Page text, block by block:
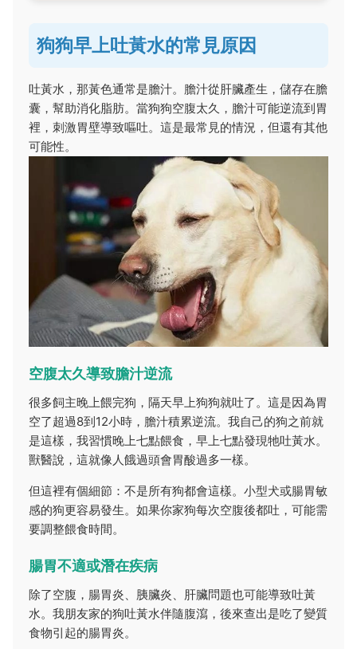
狗狗早上吐黃水的常見原因
吐黃水，那黃色通常是膽汁。膽汁從肝臟產生，儲存在膽
囊，幫助消化脂肪。當狗狗空腹太久，膽汁可能逆流到胃
裡，刺激胃壁導致嘔吐。這是最常見的情況，但還有其他
可能性。
空腹太久導致膽汁逆流
很多飼主晚上餵完狗，隔天早上狗狗就吐了。這是因為胃
空了超過8到12小時，膽汁積累逆流。我自己的狗之前就
是這樣，我習慣晚上七點餵食，早上七點發現牠吐黃水。
獸醫說，這就像人餓過頭會胃酸過多一樣。
但這裡有個細節：不是所有狗都會這樣。小型犬或腸胃敏
感的狗更容易發生。如果你家狗每次空腹後都吐，可能需
要調整餵食時間。
腸胃不適或潛在疾病
除了空腹，腸胃炎、胰臟炎、肝臟問題也可能導致吐黃
水。我朋友家的狗吐黃水伴隨腹瀉，後來查出是吃了變質
食物引起的腸胃炎。